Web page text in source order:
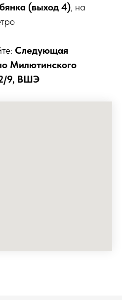
(выход 4), на
Следующая
Милютинского
9, ВШЭ